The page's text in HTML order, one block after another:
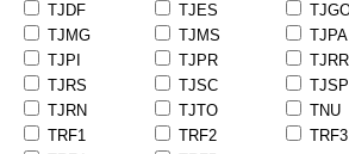
TJDF
TJES
TJMG
TJMS
TJPA
TJPI
TJPR
TJRR
TJRS
TJSC
TJSP
TJRN
TJTO
TNU
TRF1
TRF2
TRF3